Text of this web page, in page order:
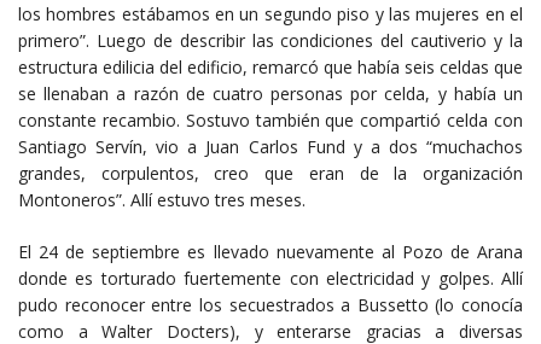
los hombres estábamos en un segundo piso y las mujeres en el
primero”. Luego de describir las condiciones del cautiverio y la
estructura edilicia del edificio, remarcó que había seis celdas que
se llenaban a razón de cuatro personas por celda, y había un
constante recambio. Sostuvo también que compartió celda con
Santiago Servín, vio a Juan Carlos Fund y a dos “muchachos
grandes, corpulentos, creo que eran de la organización
Montoneros”. Allí estuvo tres meses.
El 24 de septiembre es llevado nuevamente al Pozo de Arana
donde es torturado fuertemente con electricidad y golpes. Allí
pudo reconocer entre los secuestrados a Bussetto (lo conocía
como a Walter Docters), y enterarse gracias a diversas